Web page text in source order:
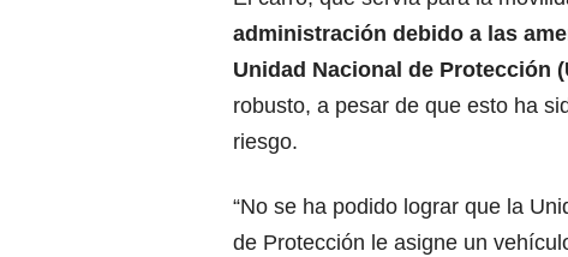
administración debido a las
Unidad Nacional de Protección
robusto, a pesar de que esto ha
riesgo.
“No se ha podido lograr que la
de Protección le asigne un